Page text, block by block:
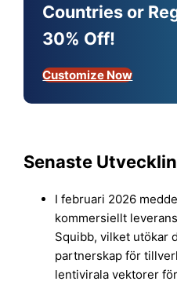
Countries or
30% Off!
Customize Now
Senaste
I februari 2026
kommersiellt
Squibb, vilket utökar
partnerskap för
lentivirala vektorer